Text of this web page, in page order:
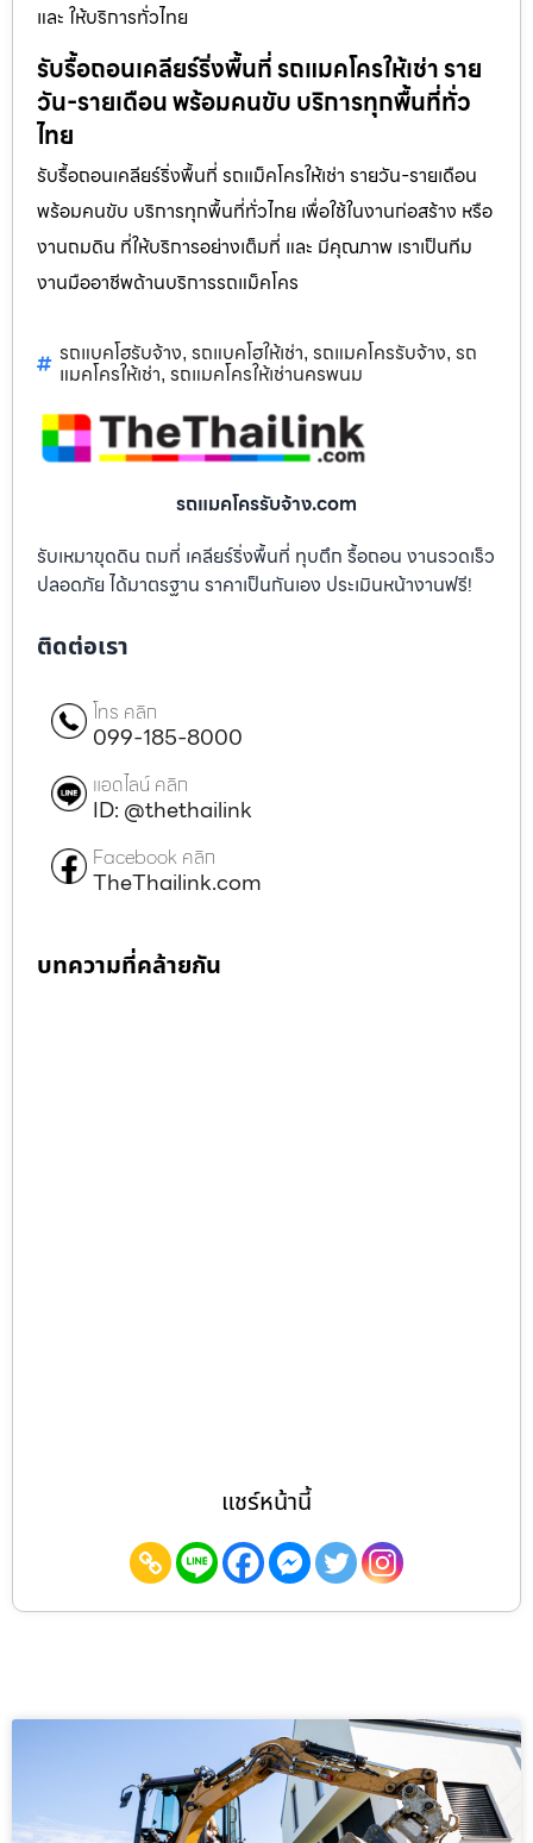
และ ให้บริการทั่วไทย
รับรื้อถอนเคลียร์ริ่งพื้นที่ รถแมคโครให้เช่า ราย
วัน-รายเดือน พร้อมคนขับ บริการทุกพื้นที่ทั่ว
ไทย
รับรื้อถอนเคลียร์ริ่งพื้นที่ รถแม็คโครให้เช่า รายวัน-รายเดือน
พร้อมคนขับ บริการทุกพื้นที่ทั่วไทย เพื่อใช้ในงานก่อสร้าง หรือ
งานถมดิน ที่ให้บริการอย่างเต็มที่ และ มีคุณภาพ เราเป็นทีม
งานมืออาชีพด้านบริการรถแม็คโคร
รถแบคโฮรับจ้าง, รถแบคโฮให้เช่า, รถแมคโครรับจ้าง, รถ
แมคโครให้เช่า, รถแมคโครให้เช่านครพนม
รถแมคโครรับจ้าง.com
รับเหมาขุดดิน ถมที่ เคลียร์ริ่งพื้นที่ ทุบตึก รื้อถอน งานรวดเร็ว
ปลอดภัย ได้มาตรฐาน ราคาเป็นกันเอง ประเมินหน้างานฟรี!
ติดต่อเรา
โทร คลิก
099-185-8000
แอดไลน์ คลิก
ID: @thethailink
Facebook คลิก
TheThailink.com
บทความที่คล้ายกัน
แชร์หน้านี้